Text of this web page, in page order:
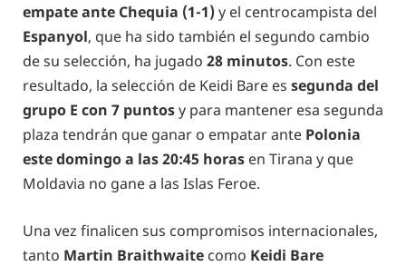
empate ante Chequia (1-1) y el centrocampista del
Espanyol, que ha sido también el segundo cambio
de su selección, ha jugado 28 minutos. Con este
resultado, la selección de Keidi Bare es segunda del
grupo E con 7 puntosy para mantener esa segunda
plaza tendrán que ganar o empatar ante Polonia
este domingo a las 20:45 horas en Tirana y que
Moldavia no gane a las Islas Feroe.
Una vez finalicen sus compromisos internacionales,
tanto Martin Braithwaite como Keidi Bare